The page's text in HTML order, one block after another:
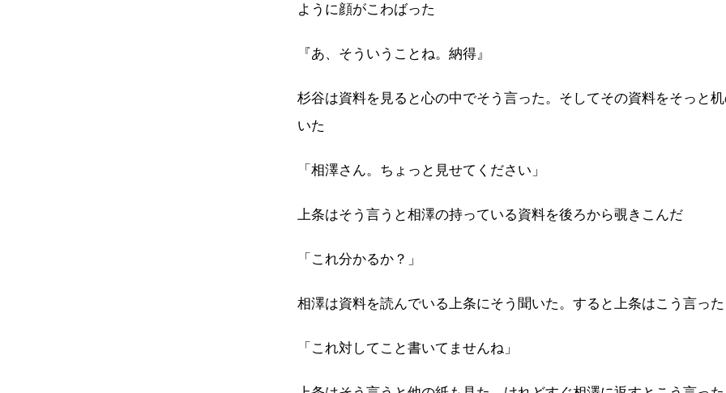
ように顔がこわばった
『あ、そういうことね。納得』
杉谷は資料を見ると心の中でそう言った。そしてその資料をそっと
いた
「相澤さん。ちょっと見せてください」
上条はそう言うと相澤の持っている資料を後ろから覗きこんだ
「これ分かるか？」
相澤は資料を読んでいる上条にそう聞いた。すると上条はこう言った
「これ対してこと書いてませんね」